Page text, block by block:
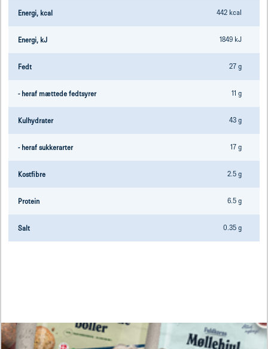
Energi, kcal 442 kcal
Energi, kJ 1849 kJ
Fedt 27 g
- heraf mættede fedtsyrer 11 g
Kulhydrater 43 g
- heraf sukkerarter 17 g
Kostfibre 2.5 g
Protein 6.5 g
Salt 0.35 g